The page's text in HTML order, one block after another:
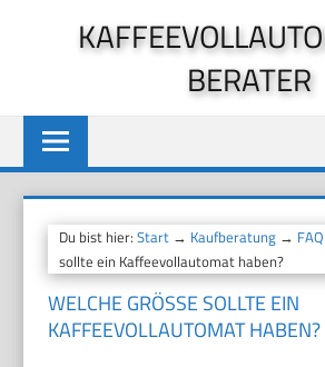
BERATER
Du bist hier:Start → Kaufberatung → FAQ
sollte ein Kaffeevollautomat haben?
WELCHE GRÖSSE SOLLTE EIN K
AFFEEVOLLAUTOMAT HABEN?